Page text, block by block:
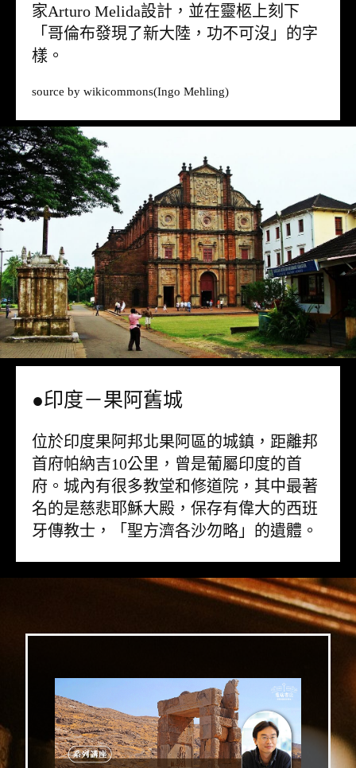
家Arturo Melida設計，並在靈柩上刻下
「哥倫布發現了新大陸，功不可沒」的字
樣。
source by wikicommons(Ingo Mehling)
●印度－果阿舊城
位於印度果阿邦北果阿區的城鎮，距離邦
首府帕納吉10公里，曾是葡屬印度的首
府。城內有很多教堂和修道院，其中最著
名的是慈悲耶穌大殿，保存有偉大的西班
牙傳教士，「聖方濟各沙勿略」的遺體。